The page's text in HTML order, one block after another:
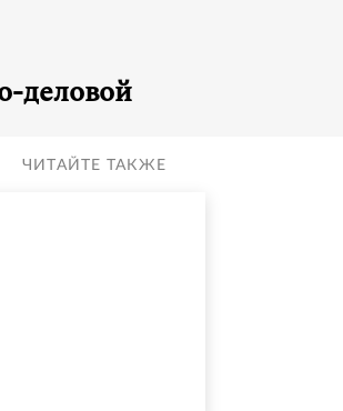
деловой
ЧИТАЙТЕ ТАКЖЕ